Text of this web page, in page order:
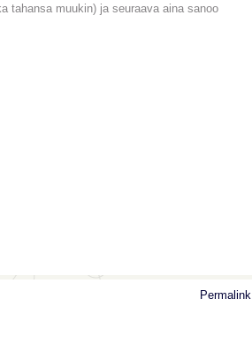
tahansa muukin) ja seuraava aina sanoo
Permalink